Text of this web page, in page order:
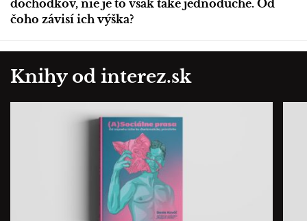
dôchodkov, nie je to však také jednoduché. Od
čoho závisí ich výška?
Knihy od interez.sk